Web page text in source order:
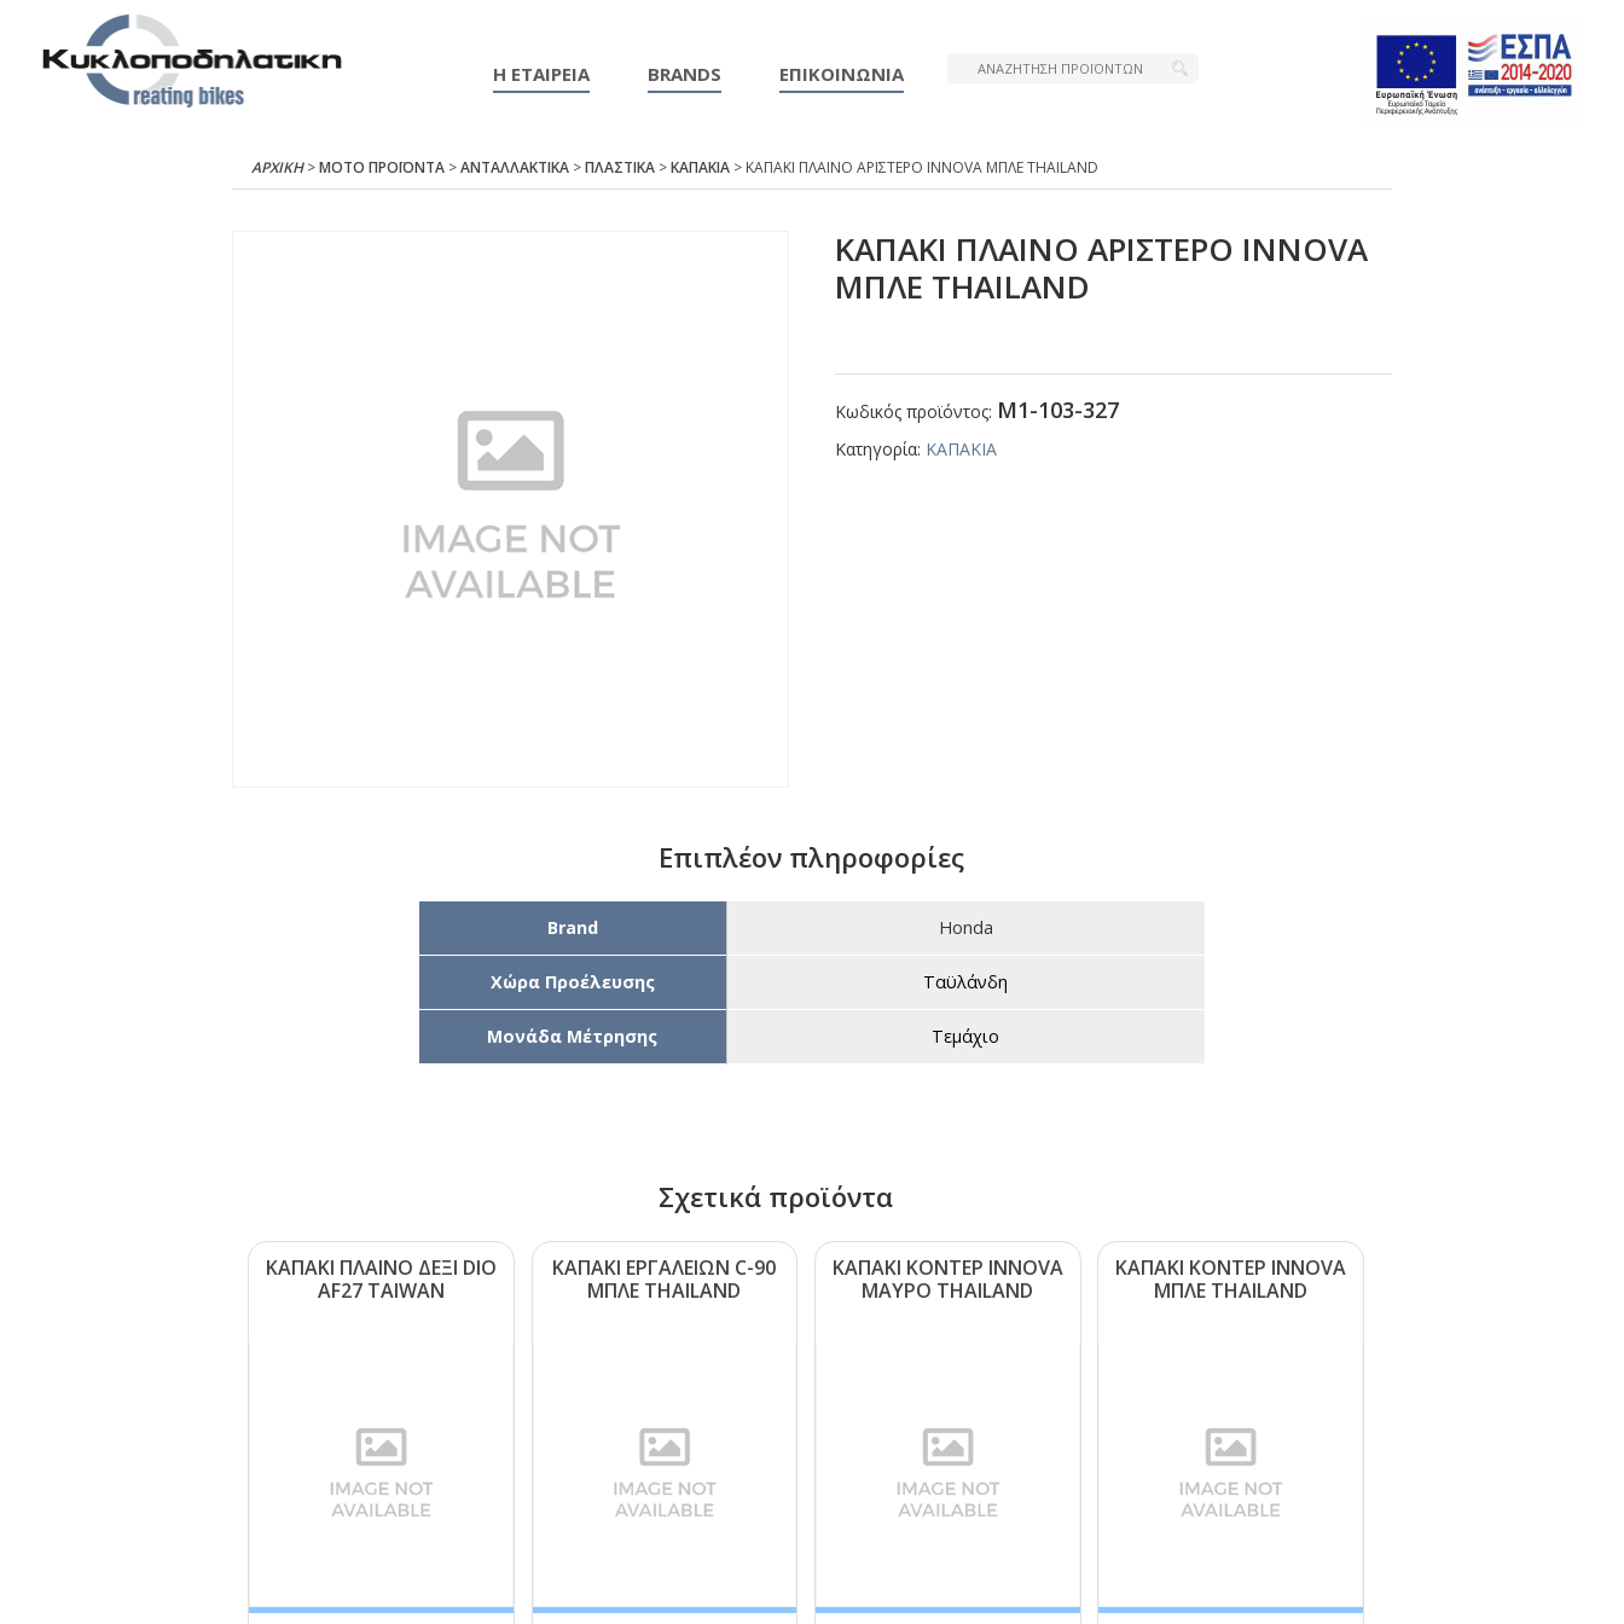
Η ΕΤΑΙΡΕΙΑ BRANDS ΕΠΙΚΟΙΝΩΝΙΑ
ΑΡΧΙΚΉ>ΜΟΤΟ ΠΡΟΪΟΝΤΑ>ΑΝΤΑΛΛΑΚΤΙΚΑ>ΠΛΑΣΤΙΚΑ>ΚΑΠΑΚΙΑ> ΚΑΠΑΚΙ ΠΛΑΙΝΟ ΑΡΙΣΤΕΡΟ ΙΝΝΟVΑ ΜΠΛΕ ΤΗΑΙLΑΝD
ΚΑΠΑΚΙ ΠΛΑΙΝΟ ΑΡΙΣΤΕΡΟ ΙΝΝΟVΑ
ΜΠΛΕ ΤΗΑΙLΑΝD
Κωδικός προϊόντος: Μ1-103-327
Κατηγορία: ΚΑΠΑΚΙΑ
Επιπλέον πληροφορίες
Brand Honda
Χώρα Προέλευσης Ταϋλάνδη
Μονάδα Μέτρησης Τεμάχιο
Σχετικά προϊόντα
ΚΑΠΑΚΙ ΠΛΑΙΝΟ ΔΕΞΙ DΙΟ
ΑF27 ΤΑΙWΑΝ
ΚΑΠΑΚΙ ΕΡΓΑΛΕΙΩΝ C-90
ΜΠΛΕ ΤΗΑΙLΑΝD
ΚΑΠΑΚΙ ΚΟΝΤΕΡ ΙΝΝΟVΑ
ΜΑΥΡΟ ΤΗΑΙLΑΝD
ΚΑΠΑΚΙ ΚΟΝΤΕΡ ΙΝΝΟVΑ
ΜΠΛΕ ΤΗΑΙLΑΝD